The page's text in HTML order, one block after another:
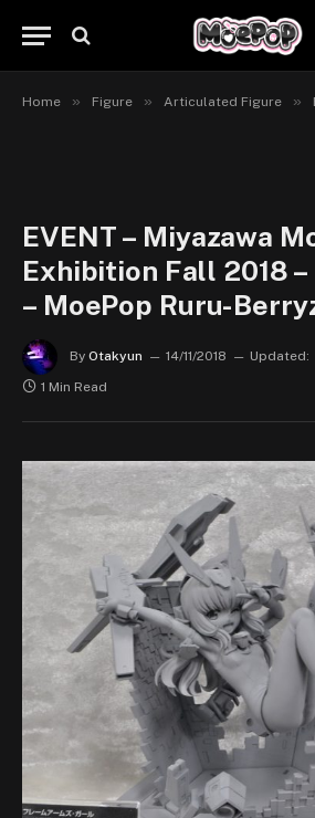
Home » Figure » Articulated Figure »
EVENT – Miyazawa
Exhibition Fall 2018
– MoePop Ruru-
By Otakyun 14/11/2018 Updated:
1 Min Read